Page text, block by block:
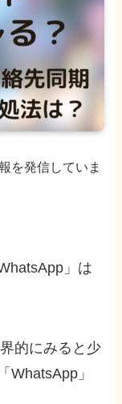
を発信していま
」は
的にみると少
WhatsApp」